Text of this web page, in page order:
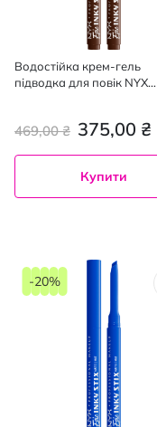
Водостійка крем-гель
підводка для повік NYX
375,00 ₴
469,00 ₴
Купити
-20%